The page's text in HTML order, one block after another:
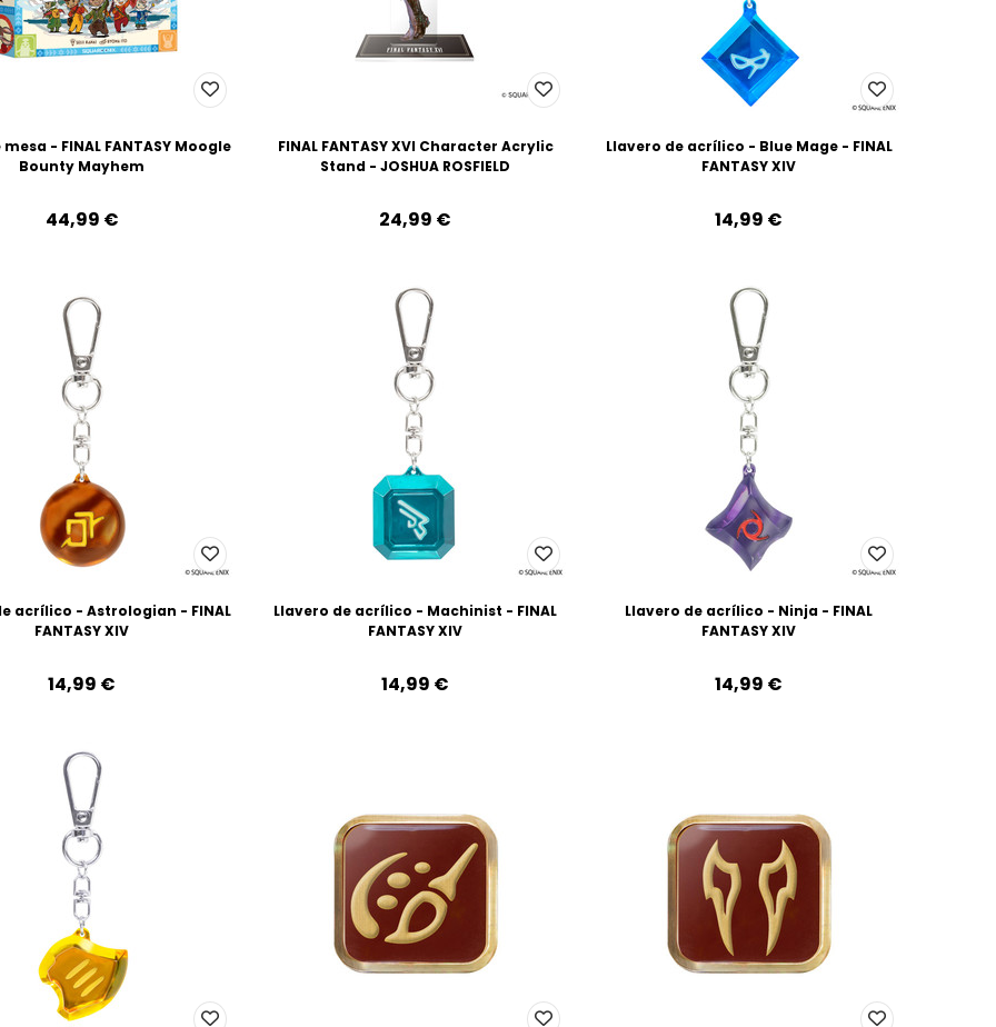
- FINAL FANTASY Moogle
Bounty Mayhem
44,99‎ ‎€
FINAL FANTASY XVI Character Acrylic
Stand - JOSHUA ROSFIELD
24,99‎ ‎€
Llavero de acrílico - Blue Mage - FINAL
FANTASY XIV
14,99‎ ‎€
acrílico - Astrologian - FINAL
FANTASY XIV
14,99‎ ‎€
Llavero de acrílico - Machinist - FINAL
FANTASY XIV
14,99‎ ‎€
Llavero de acrílico - Ninja - FINAL
FANTASY XIV
14,99‎ ‎€